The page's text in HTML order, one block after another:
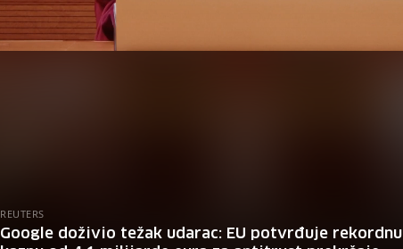
REUTERS
Google doživio težak udarac: EU potvrđuje rekordnu